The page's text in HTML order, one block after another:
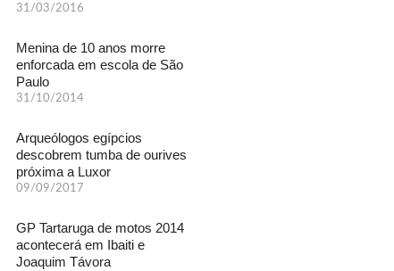
31/03/2016
Menina de 10 anos morre
enforcada em escola de São
Paulo
31/10/2014
Arqueólogos egípcios
descobrem tumba de ourives
próxima a Luxor
09/09/2017
GP Tartaruga de motos 2014
acontecerá em Ibaiti e
Joaquim Távora